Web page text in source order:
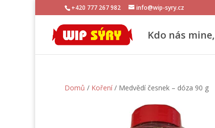
+420 777 267 982 info@wip-syry.cz
Kdo nás
Domů / Koření/ Medvědí česnek – dóza 90 g